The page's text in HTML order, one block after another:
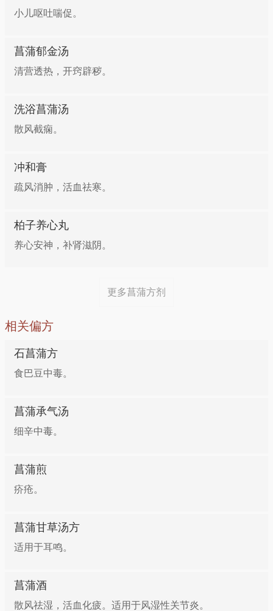
小儿呕吐喘促。
菖蒲郁金汤
清营透热，开窍辟秽。
洗浴菖蒲汤
散风截痫。
冲和膏
疏风消肿，活血祛寒。
柏子养心丸
养心安神，补肾滋阴。
更多菖蒲方剂
相关偏方
石菖蒲方
食巴豆中毒。
菖蒲承气汤
细辛中毒。
菖蒲煎
疥疮。
菖蒲甘草汤方
适用于耳鸣。
菖蒲酒
散风祛湿，活血化疲。适用于风湿性关节炎。